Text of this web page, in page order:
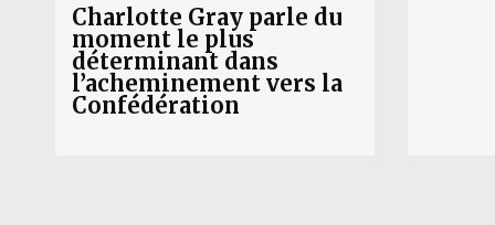
Charlotte Gray parle du
moment le plus
déterminant dans
l’acheminement vers la
Confédération